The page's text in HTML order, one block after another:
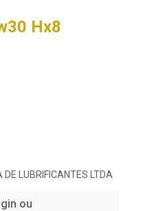
Hx8
DE LUBRIFICANTES LTDA
ou